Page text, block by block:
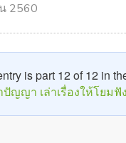
2560
is part 12 of 12 in
ญญา เล่าเรื่องให้โยมฟั